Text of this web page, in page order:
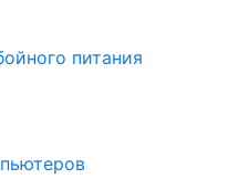
питания